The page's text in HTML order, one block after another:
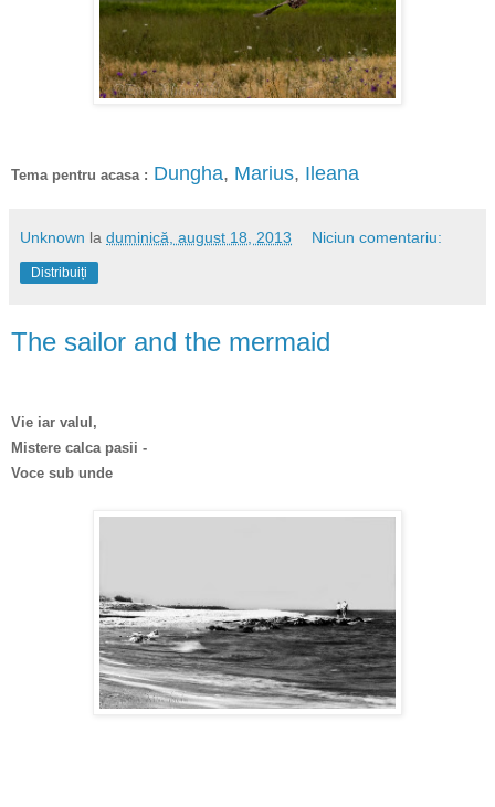
Tema pentru acasa : Dungha, Marius, Ileana
Unknown la duminică, august 18, 2013 Niciun comentariu:
Distribuiți
The sailor and the mermaid
Vie iar valul,
Mistere calca pasii -
Voce sub unde